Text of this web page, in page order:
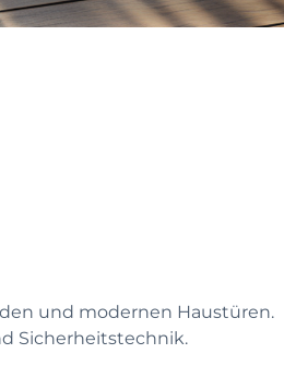
und modernen Haustüren.
Sicherheitstechnik.